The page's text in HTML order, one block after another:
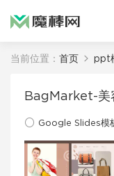
当前位置： 首页 ppt
BagMarket-美
Google Slides模